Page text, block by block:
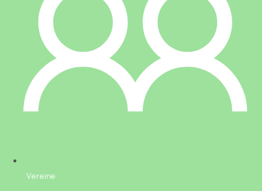
Vereine